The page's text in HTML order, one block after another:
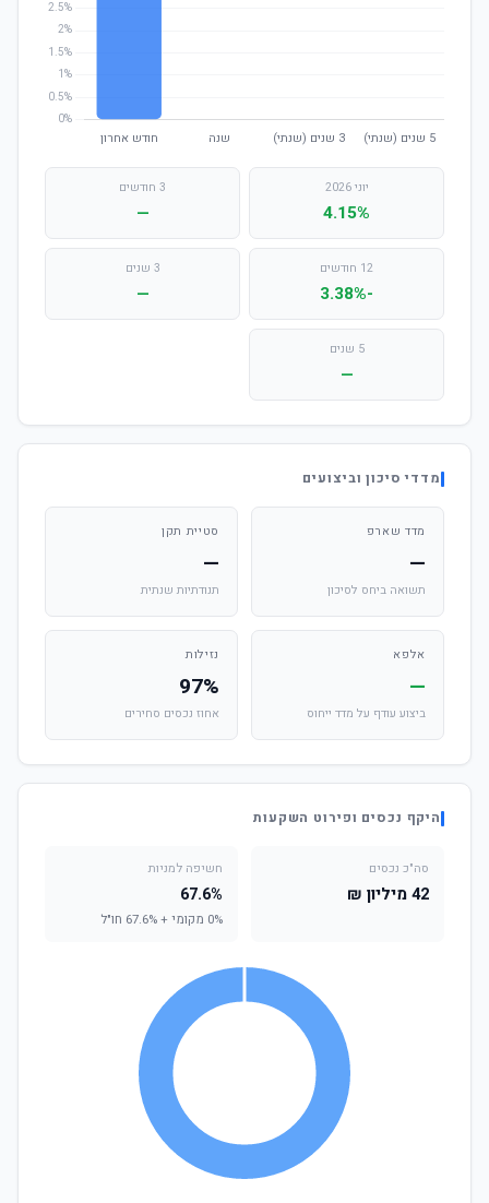
יוני 2026
4.15%
3 חודשים
—
12 חודשים
-3.38%
3 שנים
—
5 שנים
—
מדדי סיכון וביצועים
מדד שארפ
—
תשואה ביחס לסיכון
סטיית תקן
—
תנודתיות שנתית
אלפא
—
ביצוע עודף על מדד ייחוס
נזילות
97%
אחוז נכסים סחירים
היקף נכסים ופירוט השקעות
סה"כ נכסים
42 מיליון ₪
חשיפה למניות
67.6%
0% מקומי + 67.6% חו"ל